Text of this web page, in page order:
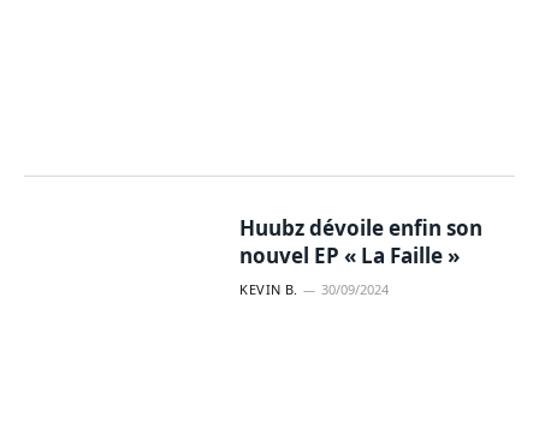
Huubz dévoile enfin son
nouvel EP « La Faille »
KEVIN B. 30/09/2024